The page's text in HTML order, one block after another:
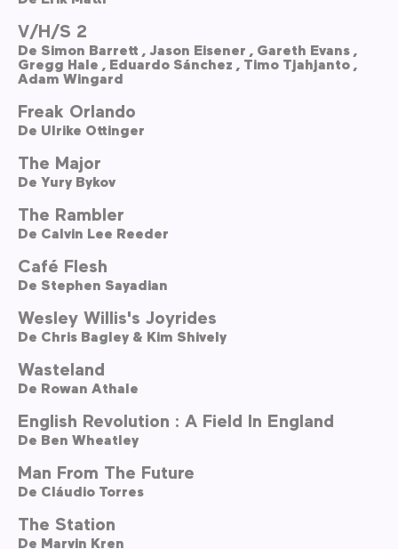
V/H/S 2
De Simon Barrett , Jason Eisener , Gareth Evans ,
Gregg Hale , Eduardo Sánchez , Timo Tjahjanto ,
Adam Wingard
Freak Orlando
De Ulrike Ottinger
The Major
De Yury Bykov
The Rambler
De Calvin Lee Reeder
Café Flesh
De Stephen Sayadian
Wesley Willis's Joyrides
De Chris Bagley & Kim Shively
Wasteland
De Rowan Athale
English Revolution : A Field In England
De Ben Wheatley
Man From The Future
De Cláudio Torres
The Station
De Marvin Kren